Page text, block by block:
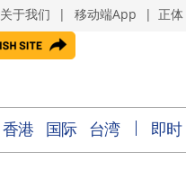
关于我们 | 移动端App | 正体
香港 国际 台湾 即时